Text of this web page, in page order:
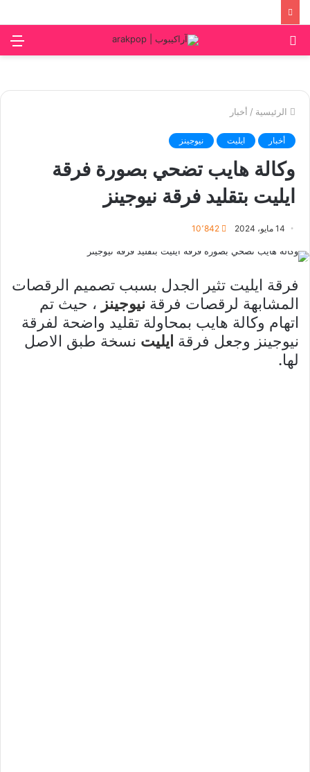
الرئيسية / أخبار
أخبار ايليت نيوجينز
وكالة هايب تضحي بصورة فرقة
ايليت بتقليد فرقة نيوجينز
14 مايو، 2024 10٬842
فرقة ايليت تثير الجدل بسبب تصميم الرقصات
المشابهة لرقصات فرقة نيوجينز ، حيث تم
اتهام وكالة هايب بمحاولة تقليد واضحة لفرقة
نيوجينز وجعل فرقة ايليت نسخة طبق الاصل
لها.